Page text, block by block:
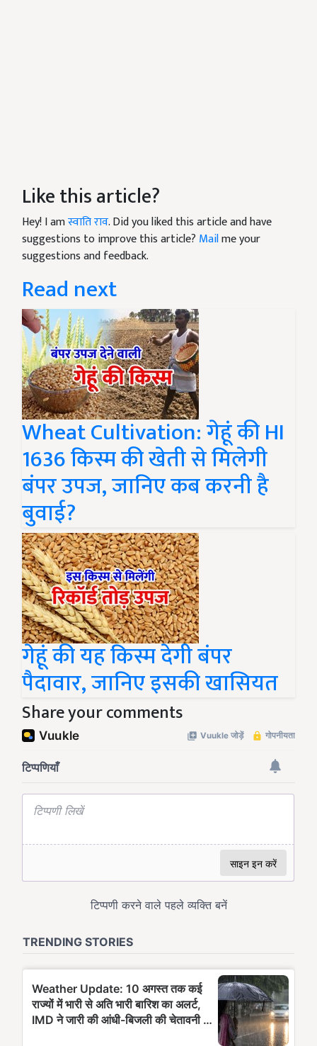
Like this article?
Hey! I amस्वाति राव. Did you liked this article and have
suggestions to improve this article? Mailme your
suggestions and feedback.
Read next
Wheat Cultivation: गेहूं की HI
1636 किस्म की खेती से मिलेगी
बंपर उपज, जानिए कब करनी है
बुवाई?
गेहूं की यह किस्म देगी बंपर
पैदावार, जानिए इसकी खासियत
Share your comments